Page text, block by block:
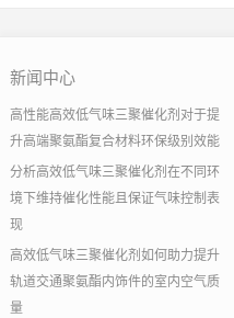
新闻中心
高性能高效低气味三聚催化剂对于提
升高端聚氨酯复合材料环保级别效能
分析高效低气味三聚催化剂在不同环
境下维持催化性能且保证气味控制表
现
高效低气味三聚催化剂如何助力提升
轨道交通聚氨酯内饰件的室内空气质
量